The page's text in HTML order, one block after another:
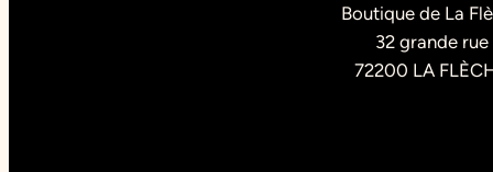
Boutique de La
32 grande rue
72200 LA